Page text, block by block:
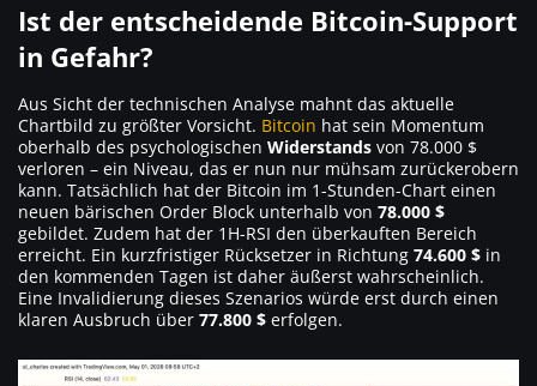
Ist der entscheidende Bitcoin-Support
in Gefahr?
Aus Sicht der technischen Analyse mahnt das aktuelle
Chartbild zu größter Vorsicht. Bitcoin hat sein Momentum
oberhalb des psychologischen Widerstands von 78.000 $
verloren – ein Niveau, das er nun nur mühsam zurückerobern
kann. Tatsächlich hat der Bitcoin im 1-Stunden-Chart einen
neuen bärischen Order Block unterhalb von 78.000 $
gebildet. Zudem hat der 1H-RSI den überkauften Bereich
erreicht. Ein kurzfristiger Rücksetzer in Richtung 74.600 $ in
den kommenden Tagen ist daher äußerst wahrscheinlich.
Eine Invalidierung dieses Szenarios würde erst durch einen
klaren Ausbruch über 77.800 $ erfolgen.